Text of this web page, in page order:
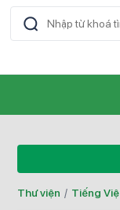
Thư viện / Tiếng